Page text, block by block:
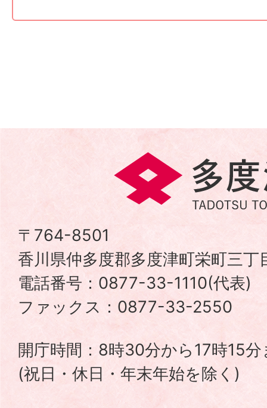
多
度
町
TADOTSU
TOWN
〒764-8501
香川県仲多度郡多度津町栄町三
電話番号：0877-33-1110(代表)
ファックス：0877-33-2550
開庁時間：8時30分から17時15分
(祝日・休日・年末年始を除く)